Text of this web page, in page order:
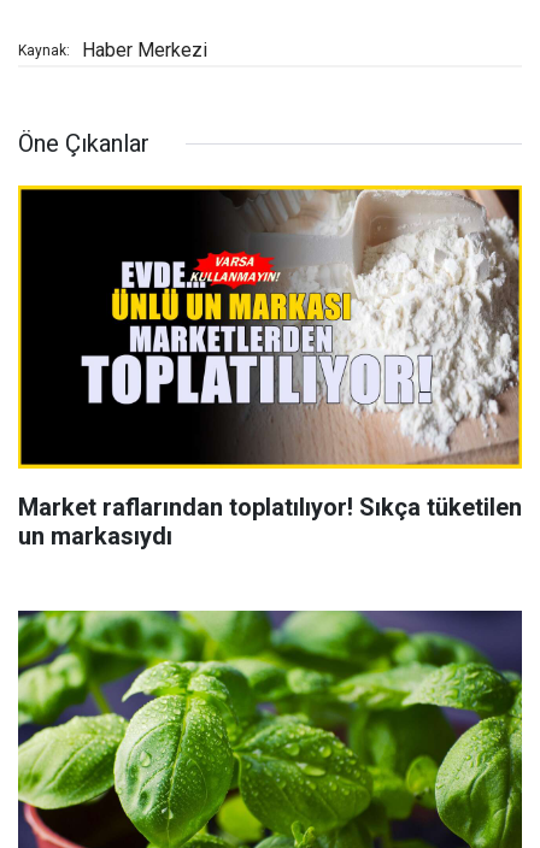
Kaynak: Haber Merkezi
Öne Çıkanlar
Market raflarından toplatılıyor! Sıkça tüketilen
un markasıydı